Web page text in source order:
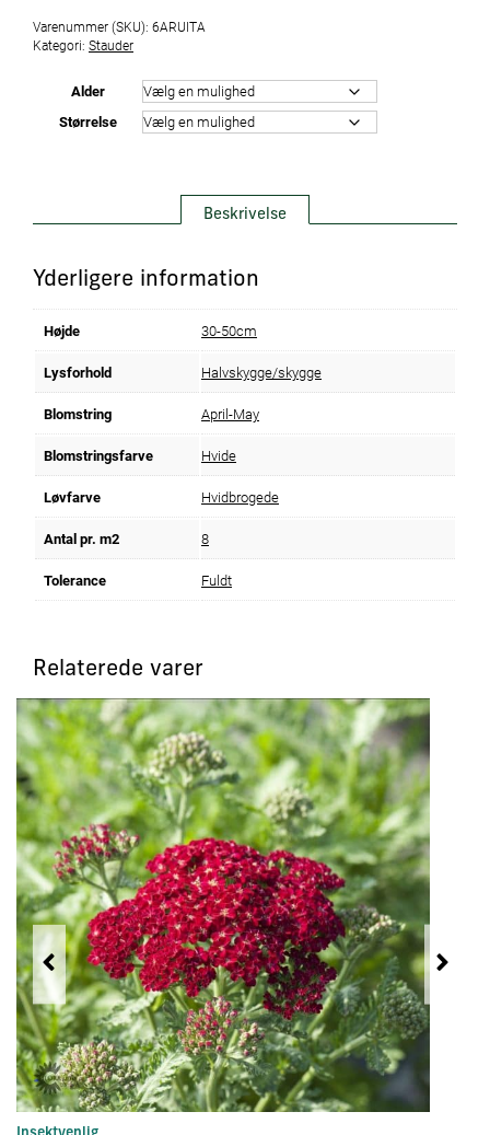
Varenummer (SKU): 6ARUITA
Kategori: Stauder
Alder
Størrelse
Beskrivelse
Yderligere information
Højde 30-50cm
Lysforhold Halvskygge/skygge
Blomstring April-May
Blomstringsfarve Hvide
Løvfarve Hvidbrogede
Antal pr. m2 8
Tolerance Fuldt
Relaterede varer